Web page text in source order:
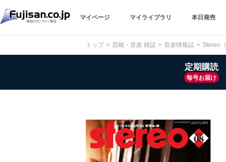
マイページ マイライブラリ 本日発売
トップ 芸能・音楽 雑誌 音楽情報誌 Stereo
定期購読
毎号お届け